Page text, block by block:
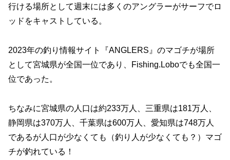
行ける場所として週末には多くのアングラーがサーフでロ
ッドをキャストしている。
2023年の釣り情報サイト『ANGLERS』のマゴチが場所
として宮城県が全国一位であり、Fishing.Loboでも全国一
位であった。
ちなみに宮城県の人口は約233万人、三重県は181万人、
静岡県は370万人、千葉県は600万人、愛知県は748万人
であるが人口が少なくても（釣り人が少なくても？）マゴ
チが釣れている！